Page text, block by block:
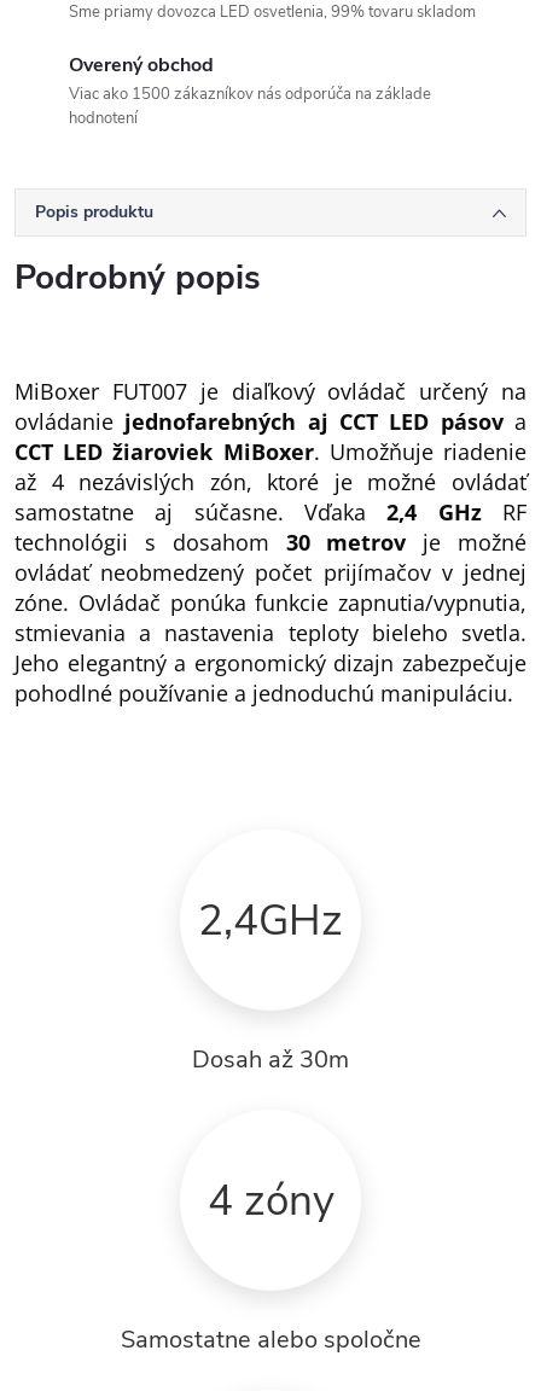
Sme priamy dovozca LED osvetlenia, 99% tovaru skladom
Overený obchod
Viac ako 1500 zákazníkov nás odporúča na základe
hodnotení
Popis produktu
Podrobný popis
MiBoxer FUT007 je diaľkový ovládač určený na
ovládanie jednofarebných aj CCT LED pásova
CCT LED žiaroviek MiBoxer. Umožňuje riadenie
až 4 nezávislých zón, ktoré je možné ovládať
samostatne aj súčasne. Vďaka2,4 GHzRF
technológii s dosahom 30 metrov je možné
ovládať neobmedzený počet prijímačov v jednej
zóne. Ovládač ponúka funkcie zapnutia/vypnutia,
stmievania a nastavenia teploty bieleho svetla.
Jeho elegantný a ergonomický dizajn zabezpečuje
pohodlné používanie a jednoduchú manipuláciu.
2,4GHz
Dosah až 30m
4 zóny
Samostatne alebo spoločne